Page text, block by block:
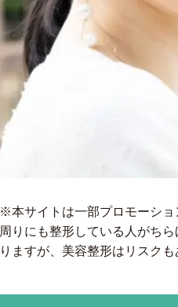
※本サイトは一部プロモーショ
周りにも整形している人がち
りますが、美容整形はリスク